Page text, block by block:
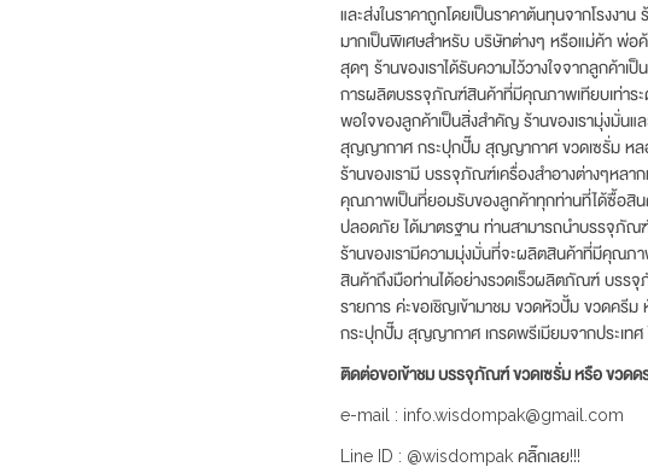
และส่งในราคาถูกโดยเป็นราคาต้นทุนจากโรงงา
มากเป็นพิเศษสำหรับ บริษัทต่างๆ หรือแม่ค้า พ่อ
สุดๆ ร้านของเราได้รับความไว้วางใจจากลูกค้าเ
การผลิตบรรจุภัณฑ์สินค้าที่มีคุณภาพเทียบเท่าระดั
พอใจของลูกค้าเป็นสิ่งสำคัญ ร้านของเรามุ่งมั่น
สุญญากาศ กระปุกปั๊ม สุญญากาศ ขวดเซรั่ม หลอ
ร้านของเรามี บรรจุภัณฑ์เครื่องสำอางต่างๆหล
คุณภาพเป็นที่ยอมรับของลูกค้าทุกท่านที่ได้ซื้อสินค้
ปลอดภัย ได้มาตรฐาน ท่านสามารถนำบรรจุภัณ
ร้านของเรามีความมุ่งมั่นที่จะผลิตสินค้าที่มีคุณ
สินค้าถึงมือท่านได้อย่างรวดเร็วผลิตภัณฑ์ บรรจุ
รายการ ค่ะขอเชิญเข้ามาชม ขวดหัวปั้ม ขวดครี
กระปุกปั๊ม สุญญากาศ เกรดพรีเมียมจากประเท
ติดต่อขอเข้าชม บรรจุภัณฑ์ ขวดเซรั่ม หรือ ขว
e-mail : info.wisdompak@gmail.com
Line ID : @wisdompak คลิ๊กเลย!!!